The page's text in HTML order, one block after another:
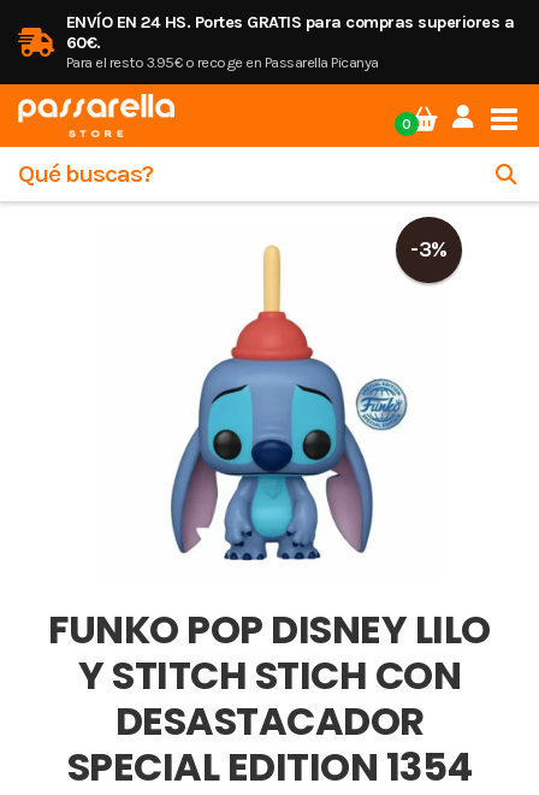
ENVÍO EN 24 HS. Portes GRATIS para compras superiores a
60€.
Para el resto 3.95€ o recoge en Passarella Picanya
0
-3%
FUNKO POP DISNEY LILO
Y STITCH STICH CON
DESASTACADOR
SPECIAL EDITION 1354